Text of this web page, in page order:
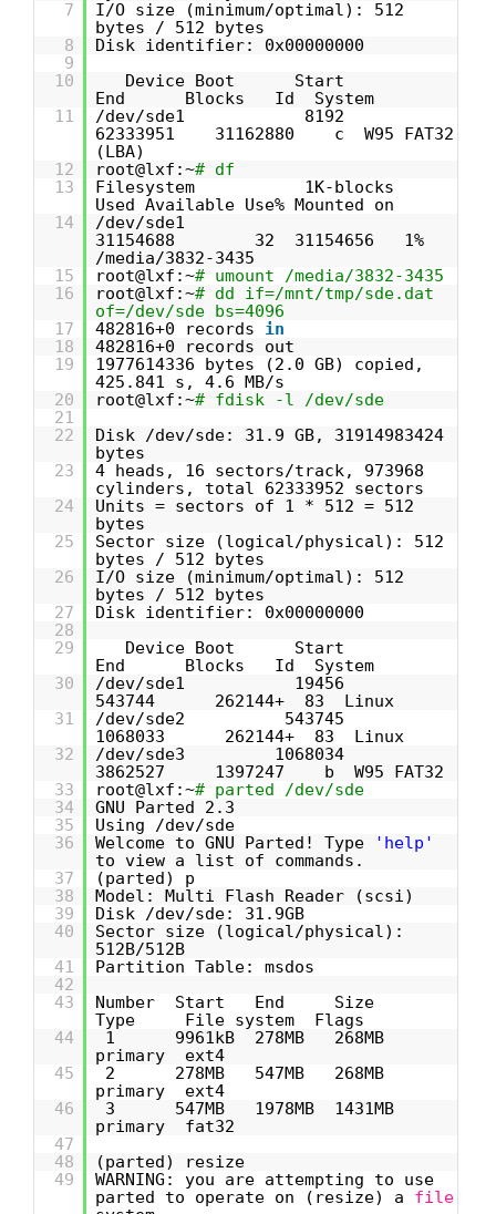
7
I/O size (minimum/optimal): 512
bytes / 512 bytes
8
Disk identifier: 0x00000000
9
10
Device Boot Start
End Blocks Id System
11
/dev/sde1 8192
62333951 31162880 c W95 FAT32
(LBA)
12
root@lxf:~# df
13
Filesystem 1K-blocks
Used Available Use% Mounted on
14
/dev/sde1
31154688 32 31154656 1%
/media/3832-3435
15
root@lxf:~# umount /media/3832-3435
16
root@lxf:~# dd if=/mnt/tmp/sde.dat
of=/dev/sde bs=4096
17
482816+0 records in
18
482816+0 records out
19
1977614336 bytes (2.0 GB) copied,
425.841 s, 4.6 MB/s
20
root@lxf:~# fdisk -l /dev/sde
21
22
Disk /dev/sde: 31.9 GB, 31914983424
bytes
23
4 heads, 16 sectors/track, 973968
cylinders, total 62333952 sectors
24
Units = sectors of 1 * 512 = 512
bytes
25
Sector size (logical/physical): 512
bytes / 512 bytes
26
I/O size (minimum/optimal): 512
bytes / 512 bytes
27
Disk identifier: 0x00000000
28
29
Device Boot Start
End Blocks Id System
30
/dev/sde1 19456
543744 262144+ 83 Linux
31
/dev/sde2 543745
1068033 262144+ 83 Linux
32
/dev/sde3 1068034
3862527 1397247 b W95 FAT32
33
root@lxf:~# parted /dev/sde
34
GNU Parted 2.3
35
Using /dev/sde
36
Welcome to GNU Parted! Type
'help'
to view a list of commands.
37
(parted) p
38
Model: Multi Flash Reader (scsi)
39
Disk /dev/sde: 31.9GB
40
Sector size (logical/physical):
512B/512B
41
Partition Table: msdos
42
43
Number Start End Size
Type File system Flags
44
1 9961kB 278MB 268MB
primary ext4
45
2 278MB 547MB 268MB
primary ext4
46
3 547MB 1978MB 1431MB
primary fat32
47
48
(parted) resize
49
WARNING: you are attempting to use
parted to operate on (resize) a file